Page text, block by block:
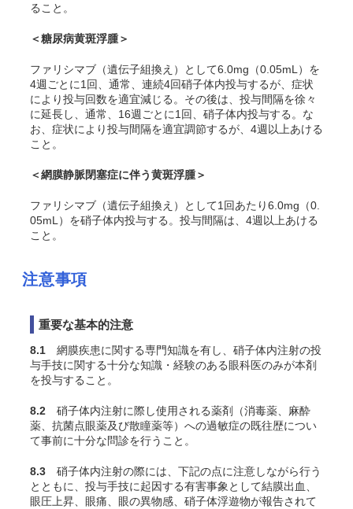
ること。
＜糖尿病黄斑浮腫＞
ファリシマブ（遺伝子組換え）として6.0mg（0.05mL）を
4週ごとに1回、通常、連続4回硝子体内投与するが、症状
により投与回数を適宜減じる。その後は、投与間隔を徐々
に延長し、通常、16週ごとに1回、硝子体内投与する。な
お、症状により投与間隔を適宜調節するが、4週以上あける
こと。
＜網膜静脈閉塞症に伴う黄斑浮腫＞
ファリシマブ（遺伝子組換え）として1回あたり6.0mg（0.
05mL）を硝子体内投与する。投与間隔は、4週以上あける
こと。
注意事項
重要な基本的注意
8.1 網膜疾患に関する専門知識を有し、硝子体内注射の投
与手技に関する十分な知識・経験のある眼科医のみが本剤
を投与すること。
8.2 硝子体内注射に際し使用される薬剤（消毒薬、麻酔
薬、抗菌点眼薬及び散瞳薬等）への過敏症の既往歴につい
て事前に十分な問診を行うこと。
8.3 硝子体内注射の際には、下記の点に注意しながら行う
とともに、投与手技に起因する有害事象として結膜出血、
眼圧上昇、眼痛、眼の異物感、硝子体浮遊物が報告されて